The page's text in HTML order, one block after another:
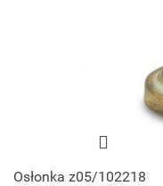
Osłonka z05/102218